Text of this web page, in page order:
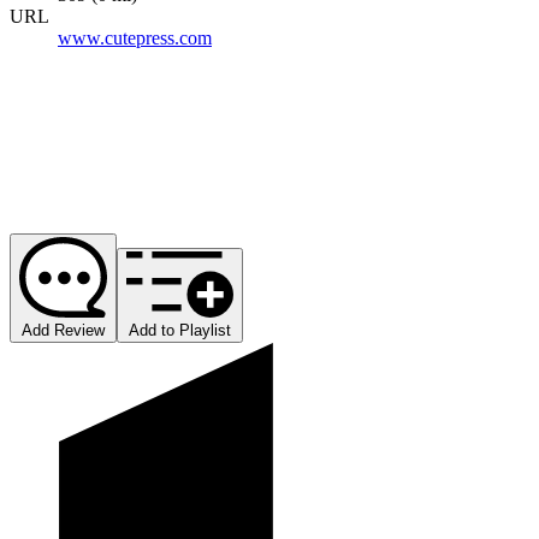
URL
www.cutepress.com
Add Review Add to Playlist